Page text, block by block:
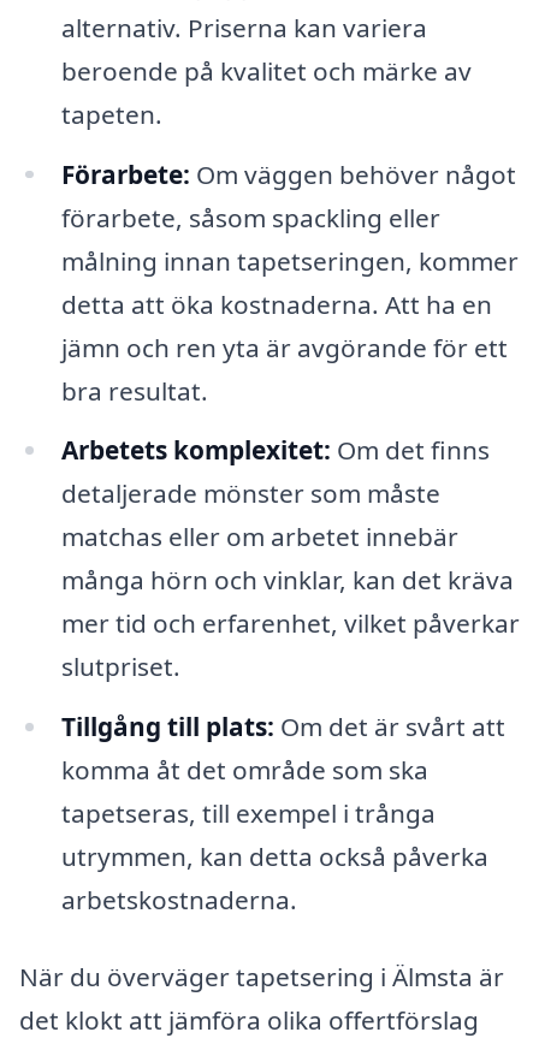
alternativ. Priserna kan variera
beroende på kvalitet och märke av
tapeten.
Förarbete: Om väggen behöver något
förarbete, såsom spackling eller
målning innan tapetseringen, kommer
detta att öka kostnaderna. Att ha en
jämn och ren yta är avgörande för ett
bra resultat.
Arbetets komplexitet: Om det finns
detaljerade mönster som måste
matchas eller om arbetet innebär
många hörn och vinklar, kan det kräva
mer tid och erfarenhet, vilket påverkar
slutpriset.
Tillgång till plats: Om det är svårt att
komma åt det område som ska
tapetseras, till exempel i trånga
utrymmen, kan detta också påverka
arbetskostnaderna.
När du överväger tapetsering i Älmsta är
det klokt att jämföra olika offertförslag